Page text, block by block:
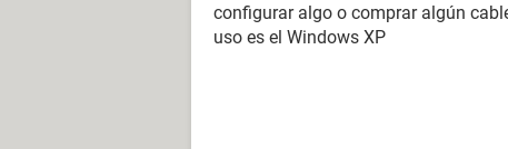
configurar algo o comprar algún
uso es el Windows XP